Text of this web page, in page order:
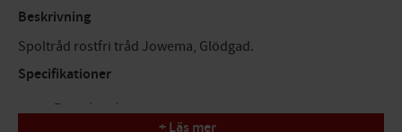
Beskrivning
Spoltråd rostfri tråd Jowema, Glödgad.
Specifikationer
Diam (mm): 1,00
+ Läs mer